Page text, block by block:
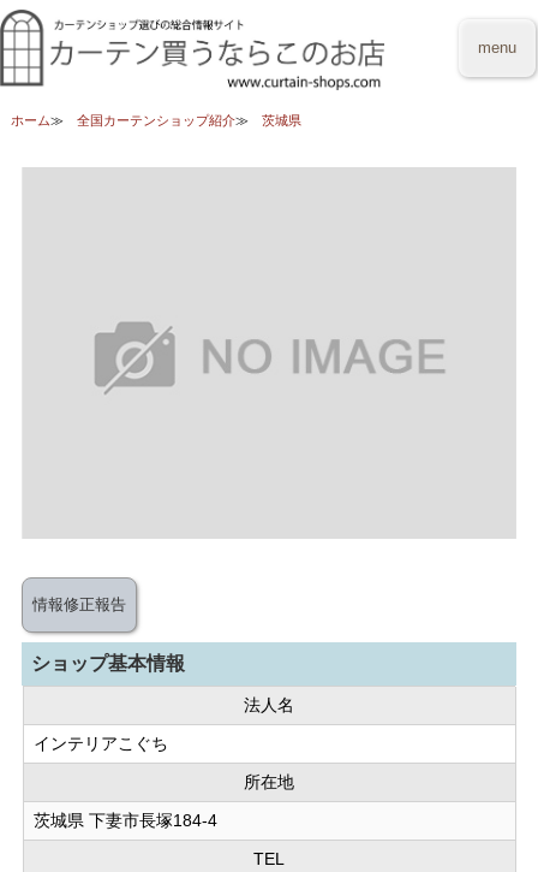
menu
ホーム 全国カーテンショップ紹介 茨城県
情報修正報告
ショップ基本情報
法人名
インテリアこぐち
所在地
茨城県 下妻市長塚184-4
TEL